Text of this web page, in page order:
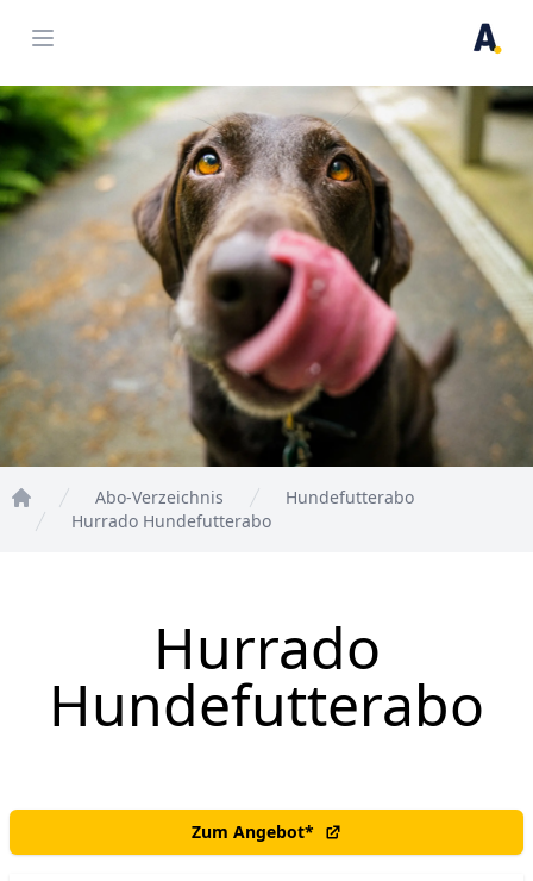
Open menu
Home
Abo-Verzeichnis
Hundefutterabo
Hurrado Hundefutterabo
Hurrado
Hundefutterabo
Zum Angebot*